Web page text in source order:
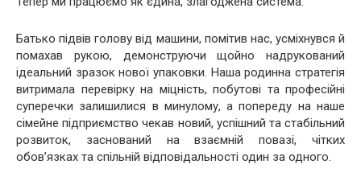
Батько підвів голову від машини, помітив нас, усміхнувся й
помахав рукою, демонструючи щойно надрукований
ідеальний зразок нової упаковки. Наша родинна стратегія
витримала перевірку на міцність, побутові та професійні
суперечки залишилися в минулому, а попереду на наше
сімейне підприємство чекав новий, успішний та стабільний
розвиток, заснований на взаємній повазі, чітких
обов’язках та спільній відповідальності один за одного.